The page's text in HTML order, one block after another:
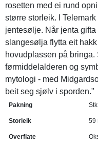
rosetten med ei rund
større storleik. I
jentesølje. Når jenta
slangesølja flytta eit
hovudplassen på
førmiddelalderen og
mytologi - med
beit seg sjølv i sporden."
Pakning Stk
Storleik 59
Overflate